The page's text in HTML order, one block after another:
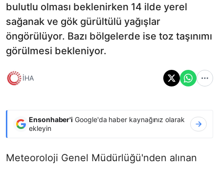
bulutlu olması beklenirken 14 ilde yerel
sağanak ve gök gürültülü yağışlar
öngörülüyor. Bazı bölgelerde ise toz taşınımı
görülmesi bekleniyor.
İHA
Ensonhaber'i Google'da haber kaynağınız olarak
ekleyin
Meteoroloji Genel Müdürlüğü'nden alınan